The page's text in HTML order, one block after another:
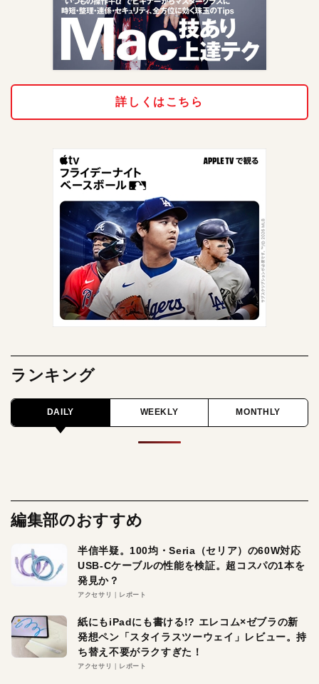
詳しくはこちら
ランキング
DAILY WEEKLY MONTHLY
編集部のおすすめ
半信半疑。100均・Seria（セリア）の60W対応
USB-Cケーブルの性能を検証。超コスパの1本を
発見か？
アクセサリ レポート
紙にもiPadにも書ける!? エレコム×ゼブラの新
発想ペン「スタイラスツーウェイ」レビュー。持
ち替え不要がラクすぎた！
アクセサリ レポート